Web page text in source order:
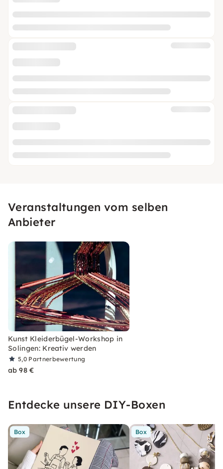
Veranstaltungen vom selben
Anbieter
Kunst Kleiderbügel-Workshop in
Solingen: Kreativ werden
5,0 Partnerbewertung
ab 98 €
Entdecke unsere DIY-Boxen
Box Box